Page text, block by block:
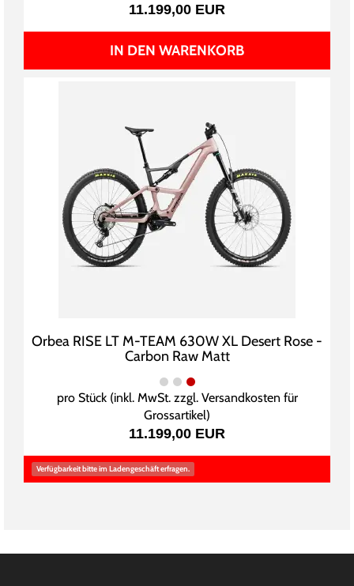
11.199,00 EUR
IN DEN WARENKORB
Orbea RISE LT M-TEAM 630W XL Desert Rose -
Carbon Raw Matt
pro Stück (inkl. MwSt. zzgl. Versandkosten für
Grossartikel)
11.199,00 EUR
Verfügbarkeit bitte im Ladengeschäft erfragen.